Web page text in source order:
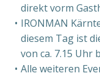
direkt vorm
IRONMAN
diesem Tag ist
von ca. 7.15 Uhr
Alle weiteren